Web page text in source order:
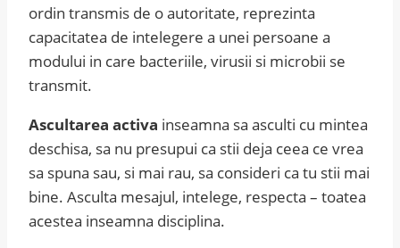
ordin transmis de o autoritate, reprezinta
capacitatea de intelegere a unei persoane a
modului in care bacteriile, virusii si microbii se
transmit.
Ascultarea activa inseamna sa asculti cu mintea
deschisa, sa nu presupui ca stii deja ceea ce vrea
sa spuna sau, si mai rau, sa consideri ca tu stii mai
bine. Asculta mesajul, intelege, respecta – toatea
acestea inseamna disciplina.